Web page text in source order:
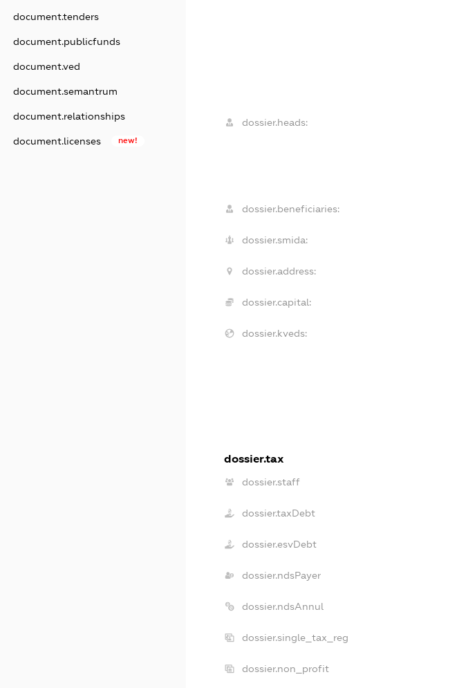
document.tenders
document.publicfunds
document.ved
document.semantrum
document.relationships
document.licenses new!
dossier.heads:
dossier.beneficiaries:
dossier.smida:
dossier.address:
dossier.capital:
dossier.kveds:
dossier.tax
dossier.staff
dossier.taxDebt
dossier.esvDebt
dossier.ndsPayer
dossier.ndsAnnul
dossier.single_tax_reg
dossier.non_profit